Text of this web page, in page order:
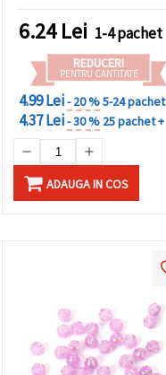
6.24Lei 1-4 pachet
REDUCERI
PENTRU CANTITATE
4.99 Lei- 20 %5-24 pachet
4.37 Lei- 30 % 25 pachet +
ADAUGA IN COS